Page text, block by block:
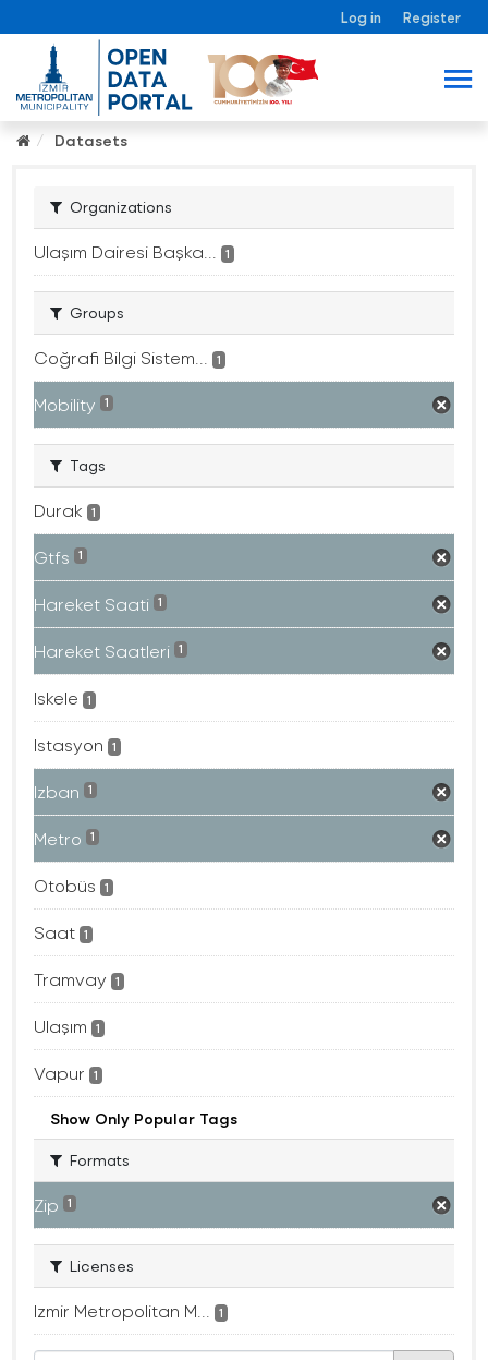
Log in Register
Datasets
Organizations
Ulaşım Dairesi Başka... 1
Groups
Coğrafi Bilgi Sistem... 1
Mobility 1
Tags
Durak 1
Gtfs 1
Hareket Saati 1
Hareket Saatleri 1
Iskele 1
Istasyon 1
Izban 1
Metro 1
Otobüs 1
Saat 1
Tramvay 1
Ulaşım 1
Vapur 1
Show Only Popular Tags
Formats
Zip 1
Licenses
Izmir Metropolitan M... 1